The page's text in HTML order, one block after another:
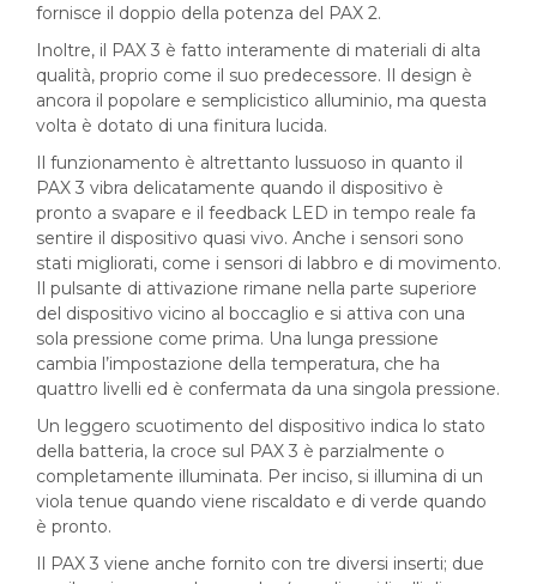
fornisce il doppio della potenza del PAX 2.
Inoltre, il PAX 3 è fatto interamente di materiali di alta
qualità, proprio come il suo predecessore. Il design è
ancora il popolare e semplicistico alluminio, ma questa
volta è dotato di una finitura lucida.
Il funzionamento è altrettanto lussuoso in quanto il
PAX 3 vibra delicatamente quando il dispositivo è
pronto a svapare e il feedback LED in tempo reale fa
sentire il dispositivo quasi vivo. Anche i sensori sono
stati migliorati, come i sensori di labbro e di movimento.
Il pulsante di attivazione rimane nella parte superiore
del dispositivo vicino al boccaglio e si attiva con una
sola pressione come prima. Una lunga pressione
cambia l’impostazione della temperatura, che ha
quattro livelli ed è confermata da una singola pressione.
Un leggero scuotimento del dispositivo indica lo stato
della batteria, la croce sul PAX 3 è parzialmente o
completamente illuminata. Per inciso, si illumina di un
viola tenue quando viene riscaldato e di verde quando
è pronto.
Il PAX 3 viene anche fornito con tre diversi inserti; due